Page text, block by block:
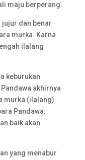
maju berperang.
jujur dan benar
murka. Karna
ilalang
keburukan
akhirnya
murka (ilalang)
Pandawa.
baik akan
yang menabur